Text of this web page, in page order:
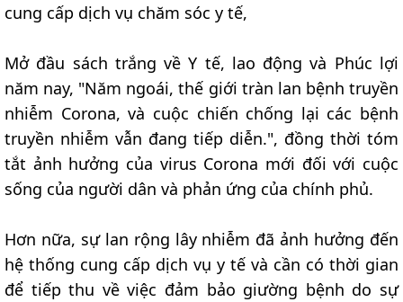
cung cấp dịch vụ chăm sóc y tế,
Mở đầu sách trắng về Y tế, lao động và Phúc lợi
năm nay, "Năm ngoái, thế giới tràn lan bệnh truyền
nhiễm Corona, và cuộc chiến chống lại các bệnh
truyền nhiễm vẫn đang tiếp diễn.", đồng thời tóm
tắt ảnh hưởng của virus Corona mới đối với cuộc
sống của người dân và phản ứng của chính phủ.
Hơn nữa, sự lan rộng lây nhiễm đã ảnh hưởng đến
hệ thống cung cấp dịch vụ y tế và cần có thời gian
để tiếp thu về việc đảm bảo giường bệnh do sự